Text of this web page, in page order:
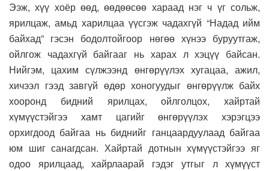
Ээж, хүү хоёр өөд, өөдөөсөө хараад нэг ч үг сольж,
ярилцаж, амьд харилцаа үүсгэж чадахгүй “Надад ийм
байхад” гэсэн бодолтойгоор нөгөө хүнээ буруутгаж,
ойлгож чадахгүй байгааг нь харах л хэцүү байсан.
Нийгэм, цахим сүлжээнд өнгөрүүлэх хугацаа, ажил,
хичээл гээд завгүй өдөр хоногуудыг өнгөрүүлж байх
хооронд бидний ярилцах, ойлголцох, хайртай
хүмүүстэйгээ хамт цагийг өнгөрүүлэх хэрэгцээ
орхигдоод байгаа нь биднийг ганцаардуулаад байгаа
юм шиг санагдсан. Хайртай дотнын хүмүүстэйгээ яг
одоо ярилцаад, хайрлаарай гэдэг утгыг л хүмүүст